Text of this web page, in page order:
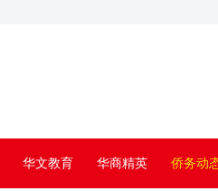
华文教育 华商精英 侨务动